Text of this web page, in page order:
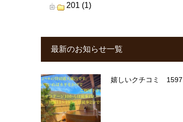
201 (1)
最新のお知らせ一覧
嬉しいクチコミ 1597